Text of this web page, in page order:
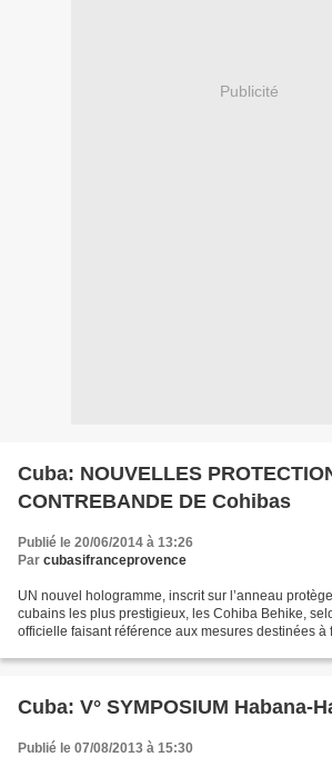
Publicité
Cuba: NOUVELLES
CONTREBANDE DE Cohibas
Publié le 20/06/2014 à 13:26
Par cubasifranceprovence
UN nouvel hologramme, inscrit sur l’anneau
cubains les plus prestigieux, les Cohiba Behike,
officielle faisant référence aux mesures destinées à
Cuba: V° SYMPOSIUM Habana-
Publié le 07/08/2013 à 15:30